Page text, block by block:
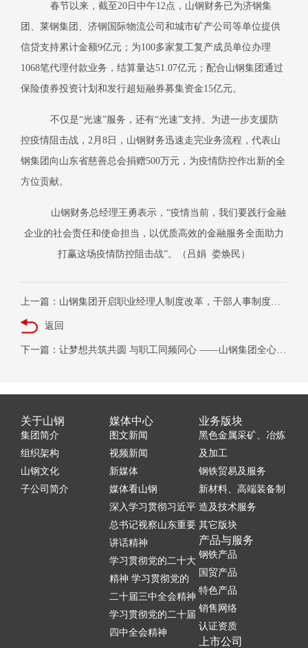
春节以来，截至20日中午12点，山钢财务已为济钢集
团、莱钢集团、济钢国际物流公司和城市矿产公司等单位提供
信贷支持累计金额9亿元；为100多家复工复产成员单位办理
1068笔代理付款业务，结算量达51.07亿元；配合山钢集团通过
保险债券投资计划和发行超短融券募集资金15亿元。
不仅是“光速”服务，还有“光速”支持。为进一步支援防
控疫情阻击战， 2月 8 日 ，山钢财务迅速走完业务流程，代表山
钢集团向山东省慈善总会捐赠500万元，为疫情防控作出新的全
方位贡献。
山钢财务总经理王勇表示，“疫情当前，我们要践行金融
企业的社会责任和使命担当，以优质高效的金融服务全面助力
打赢这场疫情防控阻击战”。（吕娟 娄焕民）
上一篇：山钢集团开启职业经理人制度改革，干部人事制度改革再深化 山钢金控职业经理人签约
返回
下一篇：让梦想共筑共圆 与职工同频同心 ——山钢集团全心全意依靠职工办企业
关于山钢
集团简介
组织架构
山钢文化
子公司简介
媒体中心
图文新闻
视频新闻
新媒体
媒体看山钢
深入学习贯彻习近平
总书记视察山东重要
讲话精神
学习贯彻党的二十大
精神 学习贯彻党的
二十届三中全会精神
学习贯彻党的二十届
四中全会精神
业务版块
黑色金属采矿、冶炼
及加工
钢铁贸易及服务
新材料、高端装备制
造及技术服务
其它版块
产品与服务
钢铁产品
国贸产品
特色产品
销售网络
认证资质
上市公司